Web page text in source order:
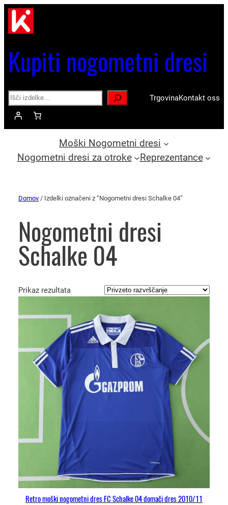
Kupiti nogometni dresi
Search TrgovinaKontakt oss
Moški Nogometni dresi
Nogometni dresi za otroke
Reprezentance
Domov / Izdelki označeni z “Nogometni dresi Schalke 04”
Nogometni dresi
Schalke 04
Prikaz rezultata
Retro moški nogometni dres FC Schalke 04 domači dres 2010/11